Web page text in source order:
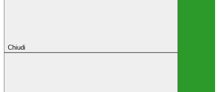
Chiudi